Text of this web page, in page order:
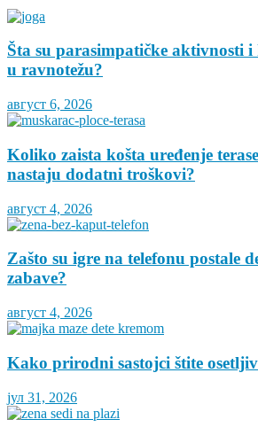
Šta su parasimpatičke aktivnosti
u ravnotežu?
август 6, 2026
Koliko zaista košta uređenje
nastaju dodatni troškovi?
август 4, 2026
Zašto su igre na telefonu postale
zabave?
август 4, 2026
Kako prirodni sastojci štite
јул 31, 2026